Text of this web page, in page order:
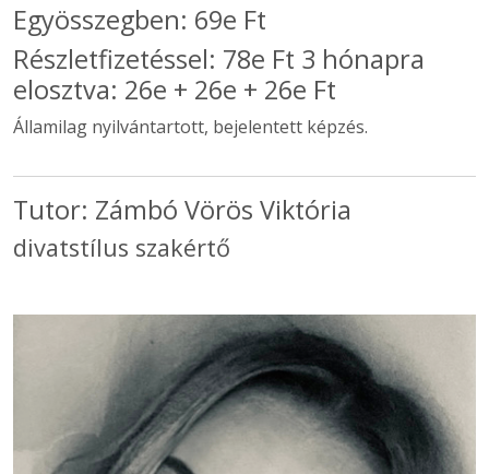
Egyösszegben: 69e Ft
Részletfizetéssel: 78e Ft 3 hónapra
elosztva: 26e + 26e + 26e Ft
Államilag nyilvántartott, bejelentett képzés.
Tutor: Zámbó Vörös Viktória
divatstílus szakértő